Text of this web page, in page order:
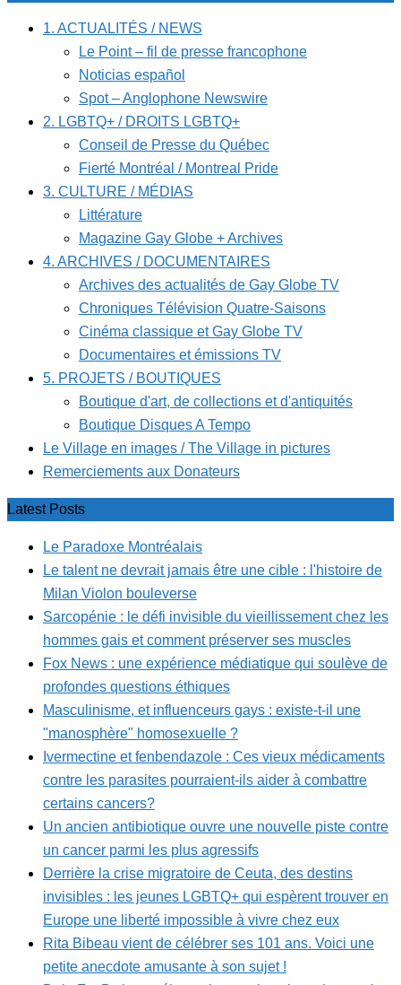
1. ACTUALITÉS / NEWS
Le Point – fil de presse francophone
Noticias español
Spot – Anglophone Newswire
2. LGBTQ+ / DROITS LGBTQ+
Conseil de Presse du Québec
Fierté Montréal / Montreal Pride
3. CULTURE / MÉDIAS
Littérature
Magazine Gay Globe + Archives
4. ARCHIVES / DOCUMENTAIRES
Archives des actualités de Gay Globe TV
Chroniques Télévision Quatre-Saisons
Cinéma classique et Gay Globe TV
Documentaires et émissions TV
5. PROJETS / BOUTIQUES
Boutique d'art, de collections et d'antiquités
Boutique Disques A Tempo
Le Village en images / The Village in pictures
Remerciements aux Donateurs
Latest Posts
Le Paradoxe Montréalais
Le talent ne devrait jamais être une cible : l'histoire de
Milan Violon bouleverse
Sarcopénie : le défi invisible du vieillissement chez les
hommes gais et comment préserver ses muscles
Fox News : une expérience médiatique qui soulève de
profondes questions éthiques
Masculinisme, et influenceurs gays : existe-t-il une
"manosphère" homosexuelle ?
Ivermectine et fenbendazole : Ces vieux médicaments
contre les parasites pourraient-ils aider à combattre
certains cancers?
Un ancien antibiotique ouvre une nouvelle piste contre
un cancer parmi les plus agressifs
Derrière la crise migratoire de Ceuta, des destins
invisibles : les jeunes LGBTQ+ qui espèrent trouver en
Europe une liberté impossible à vivre chez eux
Rita Bibeau vient de célébrer ses 101 ans. Voici une
petite anecdote amusante à son sujet !